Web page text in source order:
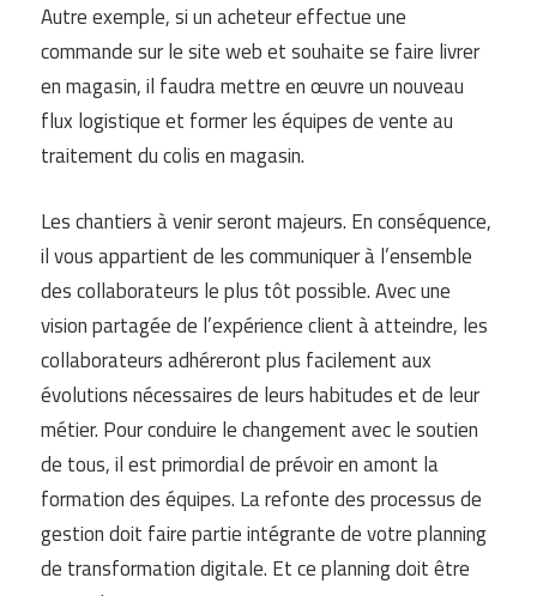
Autre exemple, si un acheteur effectue une
commande sur le site web et souhaite se faire livrer
en magasin, il faudra mettre en œuvre un nouveau
flux logistique et former les équipes de vente au
traitement du colis en magasin.
Les chantiers à venir seront majeurs. En conséquence,
il vous appartient de les communiquer à l’ensemble
des collaborateurs le plus tôt possible. Avec une
vision partagée de l’expérience client à atteindre, les
collaborateurs adhéreront plus facilement aux
évolutions nécessaires de leurs habitudes et de leur
métier. Pour conduire le changement avec le soutien
de tous, il est primordial de prévoir en amont la
formation des équipes. La refonte des processus de
gestion doit faire partie intégrante de votre planning
de transformation digitale. Et ce planning doit être